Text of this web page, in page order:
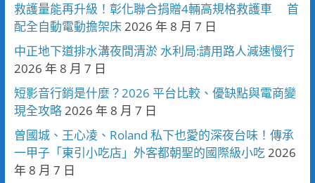
救護量能再升級！彰化聯合捐贈4輛高規格救護車 首
配全自動電動擔架床2026 年 8 月 7 日
中正地下道排水溝夜間清淤 水利局:請用路人減速慢行
2026 年 8 月 7 日
短影音行銷是什麼？2026 平台比較、優缺點與電商變
現全攻略2026 年 8 月 7 日
曾國城、王心凌、Roland 私下也愛的深夜台味！傳承
一甲子「東引小吃店」外客都朝聖的國際級小吃2026
年 8 月 7 日